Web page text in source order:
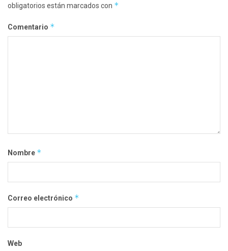
obligatorios están marcados con *
Comentario *
Nombre *
Correo electrónico *
Web